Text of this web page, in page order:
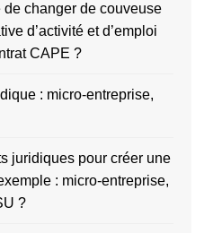
de changer de couveuse
d’activité et d’emploi
CAPE ?
: micro-entreprise,
juridiques pour créer une
: micro-entreprise,
?